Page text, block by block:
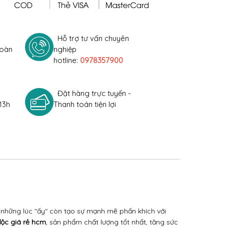
Hỗ trợ tư vấn chuyên
nghiệp
hotline: 0978357900
Đặt hàng trực tuyến -
Thanh toán tiện lợi
lúc "ấy" còn tạo sự mạnh mẽ phấn khích với
giá rẻ hcm, sản phẩm chất lượng tốt nhất, tăng sức